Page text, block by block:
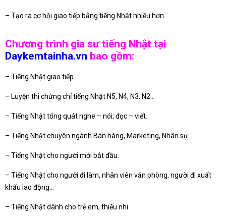
– Tạo ra cơ hội giao tiếp bằng tiếng Nhật nhiều hơn.
Chương trình gia sư tiếng Nhật tại
Daykemtainha.vn bao gồm:
– Tiếng Nhật giao tiếp.
– Luyện thi chứng chỉ tiếng Nhật N5, N4, N3, N2…
– Tiếng Nhật tổng quát nghe – nói; đọc – viết.
– Tiếng Nhật chuyên ngành Bán hàng, Marketing, Nhân sự…
– Tiếng Nhật cho người mới bắt đầu.
– Tiếng Nhật cho người đi làm, nhân viên văn phòng, người đi xuất
khẩu lao động…
– Tiếng Nhật dành cho trẻ em, thiếu nhi.